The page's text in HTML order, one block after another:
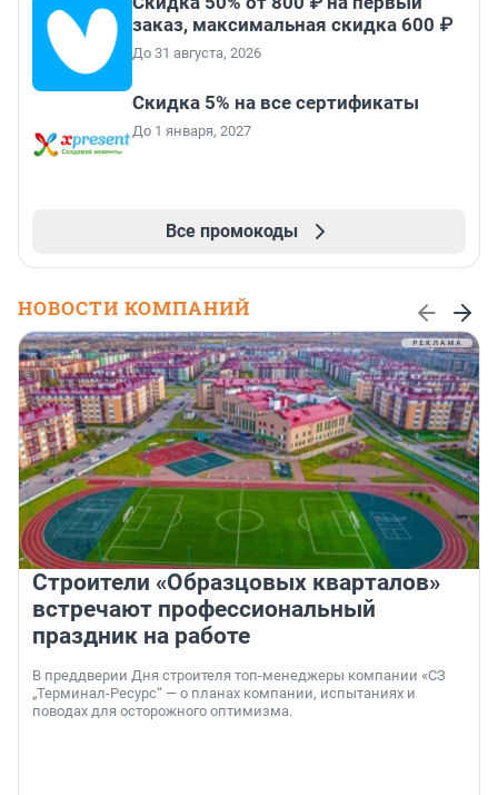
заказ, максимальная скидка 600 ₽
До 31 августа, 2026
Скидка 5% на все сертификаты
До 1 января, 2027
Все промокоды
НОВОСТИ КОМПАНИЙ
Строители «Образцовых кварталов»
встречают профессиональный
праздник на работе
В преддверии Дня строителя топ-менеджеры компании «СЗ
„Терминал-Ресурс“ — о планах компании, испытаниях и
поводах для осторожного оптимизма.